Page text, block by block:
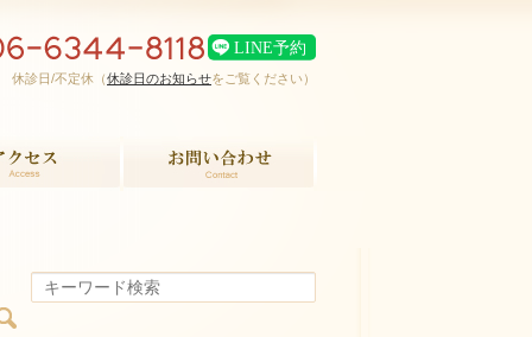
休診日/不定休（休診日のお知らせをご覧ください）